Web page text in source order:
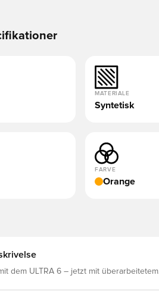
MATERIALE
Syntetisk
FARVE
Orange
dem ULTRA 6 – jetzt mit überarbeitetem